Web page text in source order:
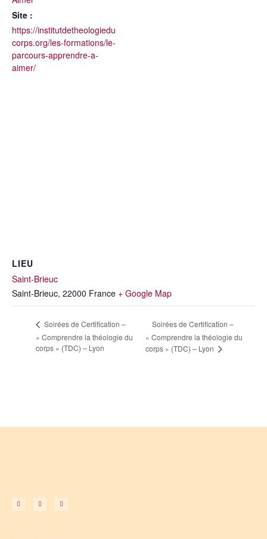
Site :
https://institutdetheologiedu
corps.org/les-formations/le-
parcours-apprendre-a-
aimer/
LIEU
Saint-Brieuc
Saint-Brieuc, 22000 France + Google Map
Soirées de Certification –
« Comprendre la théologie du
corps » (TDC) – Lyon
Soirées de Certification –
« Comprendre la théologie du
corps » (TDC) – Lyon